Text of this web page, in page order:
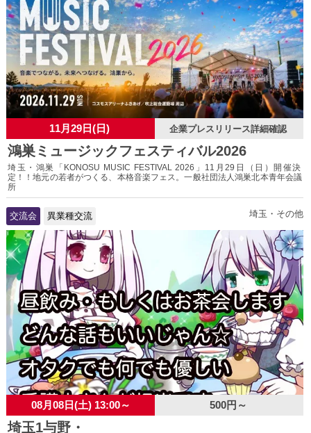
11月29日(日) 企業プレスリリース詳細確認
鴻巣ミュージックフェスティバル2026
埼玉・鴻巣「KONOSU MUSIC FESTIVAL 2026」11月29日（日）開催決
定！！地元の若者がつくる、本格音楽フェス。一般社団法人鴻巣北本青年会議
所
交流会 異業種交流 埼玉・その他
08月08日(土) 13:00～ 500円～
埼玉1与野・